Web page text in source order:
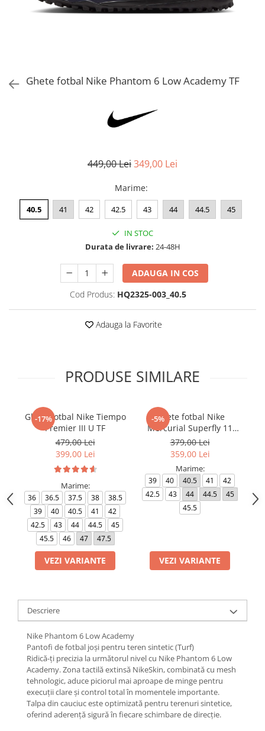
Bluze fotbal copii
Sorturi fotbal femei
Ghete fotbal Nike Phantom 6 Low Academy TF
449,00 Lei349,00 Lei
Marime:
40.5 41 42 42.5 43 44 44.5 45
IN STOC
Durata de livrare: 24-48H
ADAUGA IN COS
Cod Produs: HQ2325-003_40.5
Adauga la Favorite
PRODUSE SIMILARE
-17%
Ghete fotbal Nike Tiempo
Premier III U TF
479,00 Lei
399,00 Lei
Marime:
36 36.5 37.5 38
38.5
39
40 40.5 41
42
42.5
43 44 44.5
45
45.5
46 47 47.5
VEZI VARIANTE
-5%
Ghete fotbal Nike
Mercurial Superfly 11
Club TF
379,00 Lei
359,00 Lei
Marime:
39 40 40.5 41
42
42.5
43 44 44.5
45
45.5
VEZI VARIANTE
Descriere
Nike Phantom 6 Low Academy
Pantofi de fotbal joși pentru teren sintetic (Turf)
Ridică-ți precizia la următorul nivel cu Nike Phantom 6 Low
Academy. Zona tactilă extinsă NikeSkin, combinată cu mesh
tehnologic, aduce piciorul mai aproape de minge pentru
execuții clare și control total în momentele importante.
Talpa din cauciuc este optimizată pentru terenuri sintetice,
oferind aderență sigură în fiecare schimbare de direcție.